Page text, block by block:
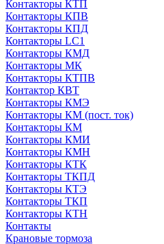
Контакторы КТП
Контакторы КПВ
Контакторы КПД
Контакторы LC1
Контакторы КМД
Контакторы МК
Контакторы КТПВ
Контактор КВТ
Контакторы КМЭ
Контакторы КМ (пост. ток)
Контакторы КМ
Контакторы КМИ
Контакторы КМН
Контакторы КТК
Контакторы ТКПД
Контакторы КТЭ
Контакторы ТКП
Контакторы КТН
Контакты
Крановые тормоза